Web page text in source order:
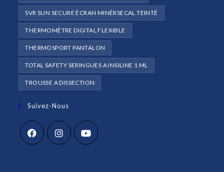
SVR SUN SECURE ÉCRAN MINÉRSECAL TEINTÉ
THERMOMÈTRE DIGITAL FLEXIBLE
THERMOSPORT PANTALON
TOTAL SAFETY SERINGUES A INSILINE 1 ML
TROUSSE A DISSECTION
Suivez-Nous